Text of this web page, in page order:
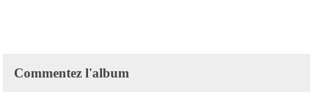
Commentez l'album